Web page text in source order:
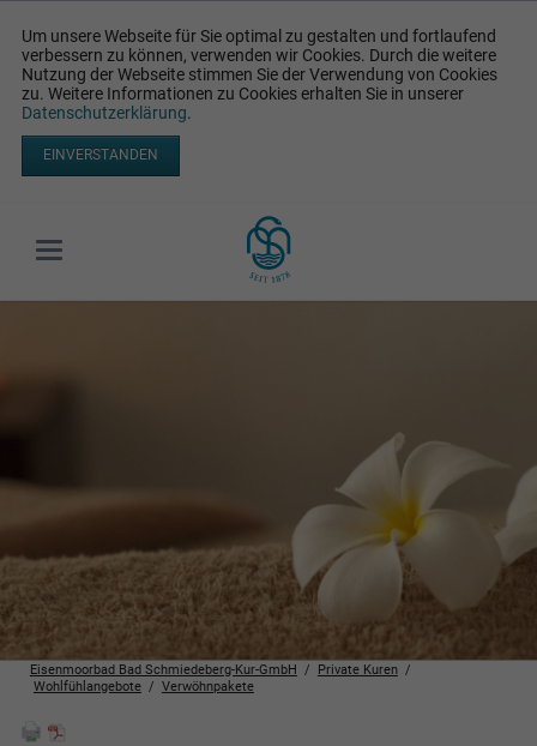
Um unsere Webseite für Sie optimal zu gestalten und fortlaufend
verbessern zu können, verwenden wir Cookies. Durch die weitere
Nutzung der Webseite stimmen Sie der Verwendung von Cookies
zu. Weitere Informationen zu Cookies erhalten Sie in unserer
Datenschutzerklärung.
EINVERSTANDEN
Eisenmoorbad Bad Schmiedeberg-Kur-GmbH
Private Kuren
Wohlfühlangebote
Verwöhnpakete